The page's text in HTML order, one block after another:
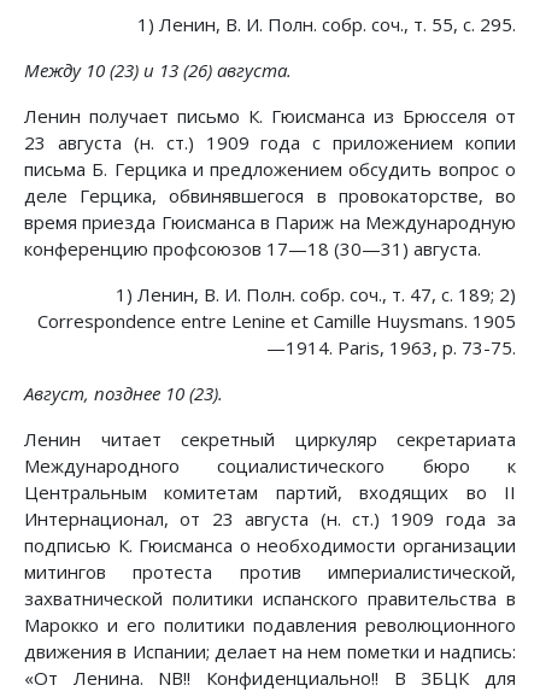
1) Ленин, В. И. Полн. собр. соч., т. 55, с. 295.
Между 10 (23) и 13 (26) августа.
Ленин получает письмо К. Гюисманса из Брюсселя от
23 августа (н. ст.) 1909 года с приложением копии
письма Б. Герцика и предложением обсудить вопрос о
деле Герцика, обвинявшегося в провокаторстве, во
время приезда Гюисманса в Париж на Международную
конференцию профсоюзов 17—18 (30—31) августа.
1) Ленин, В. И. Полн. собр. соч., т. 47, с. 189; 2)
Correspondence entre Lenine et Camille Huysmans. 1905
—1914. Paris, 1963, p. 73-75.
Август, позднее 10 (23).
Ленин читает секретный циркуляр секретариата
Международного социалистического бюро к
Центральным комитетам партий, входящих во II
Интернационал, от 23 августа (н. ст.) 1909 года за
подписью К. Гюисманса о необходимости организации
митингов протеста против империалистической,
захватнической политики испанского правительства в
Марокко и его политики подавления революционного
движения в Испании; делает на нем пометки и надпись:
«От Ленина. NB!! Конфиденциально!! В ЗБЦК для